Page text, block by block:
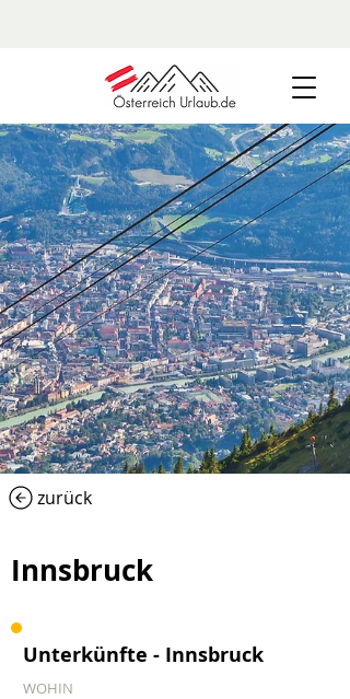
zurück
Innsbruck
Unterkünfte - Innsbruck
WOHIN